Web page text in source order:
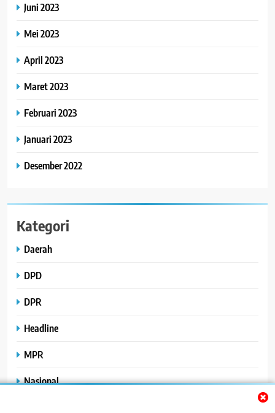
Juni 2023
Mei 2023
April 2023
Maret 2023
Februari 2023
Januari 2023
Desember 2022
Kategori
Daerah
DPD
DPR
Headline
MPR
Nasional